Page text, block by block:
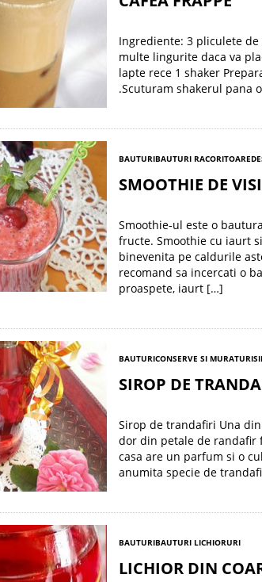
Ingrediente: 3 pliculete
multe lingurite daca va
lapte rece 1 shaker
.Scuturam shakerul pana
BAUTURIBAUTURI RACORITOARE
SMOOTHIE DE
Smoothie-ul este o
fructe. Smoothie cu iaurt
binevenita pe caldurile
recomand sa incercati o
proaspete, iaurt […]
BAUTURICONSERVE SI MURATURI
SIROP DE
Sirop de trandafiri Una
dor din petale de randafir
casa are un parfum si o
anumita specie de
BAUTURIBAUTURI LICHIORURI
LICHIOR DIN